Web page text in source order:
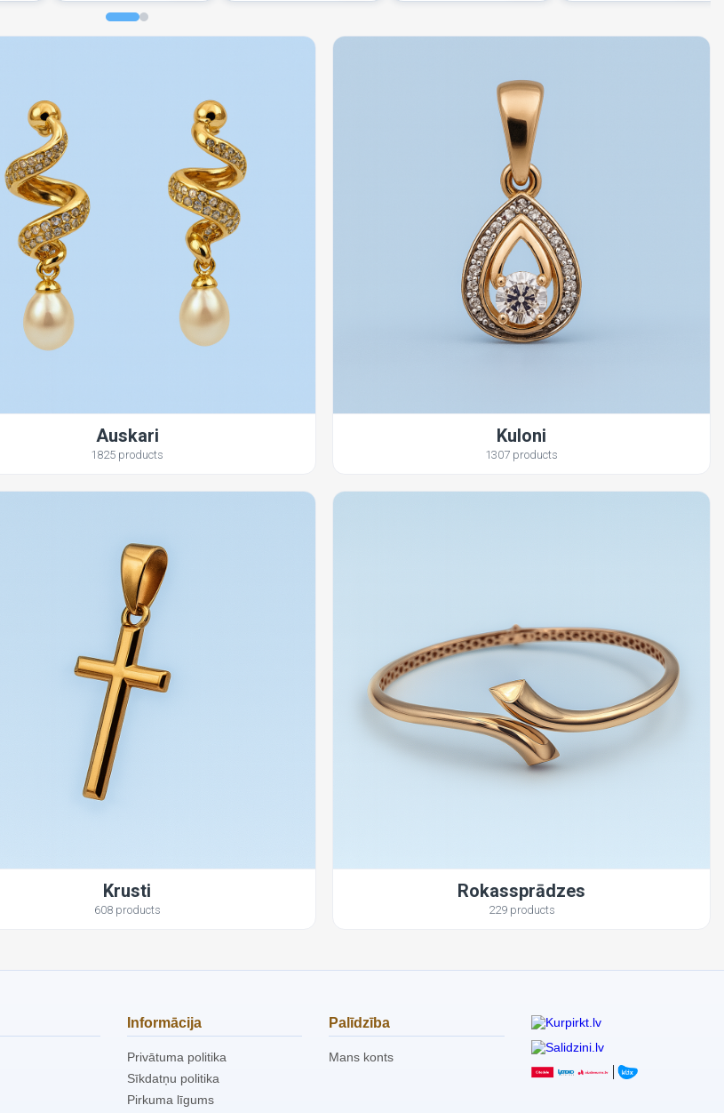
Auskari
1825 products
Kuloni
1307 products
Krusti
608 products
Rokassprādzes
229 products
Informācija
Privātuma politika
Sīkdatņu politika
Pirkuma līgums
Palīdzība
Mans konts